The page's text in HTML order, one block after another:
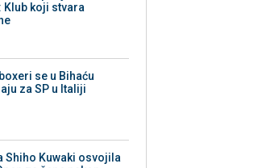
Klub koji stvara
se u Bihaću
za SP u Italiji
Shiho Kuwaki osvojila